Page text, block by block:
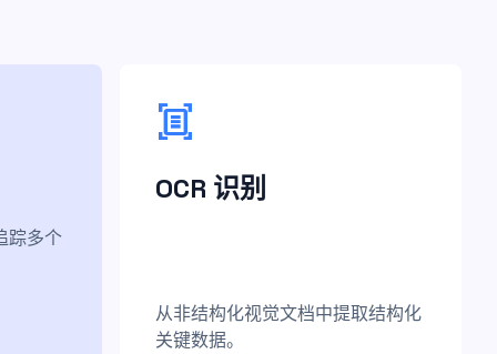
踪多个
document_scanner
OCR 识别
从非结构化视觉文档中提取结构化
关键数据。